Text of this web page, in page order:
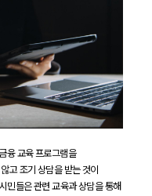
융 교육 프로그램을
고 조기 상담을 받는 것이
민들은 관련 교육과 상담을 통해